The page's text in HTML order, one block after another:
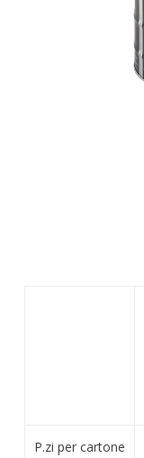
P.zi per cartone